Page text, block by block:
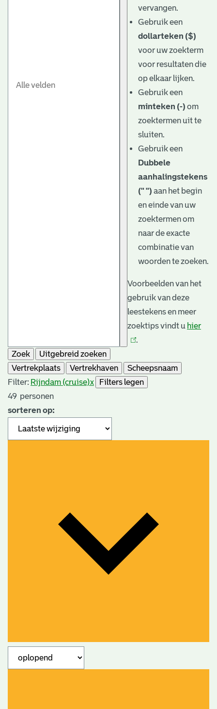
vervangen.
Gebruik een
dollarteken ($)
voor uw zoekterm
voor resultaten die
op elkaar lijken.
Gebruik een
minteken (-) om
zoektermen uit te
sluiten.
Gebruik een
Dubbele
aanhalingstekens
(" ") aan het begin
en einde van uw
zoektermen om
naar de exacte
combinatie van
woorden te zoeken.
Voorbeelden van het
gebruik van deze
leestekens en meer
zoektips vindt u hier
.
Zoek
Uitgebreid zoeken
Vertrekplaats
Vertrekhaven
Scheepsnaam
Filter: Rijndam (cruise)x
Filters legen
49 personen
sorteren op: